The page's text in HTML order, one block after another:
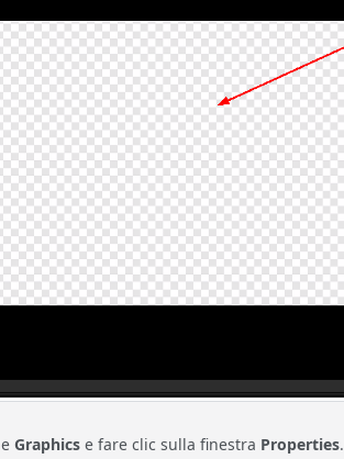
Graphics e fare clic sulla finestra Properties.